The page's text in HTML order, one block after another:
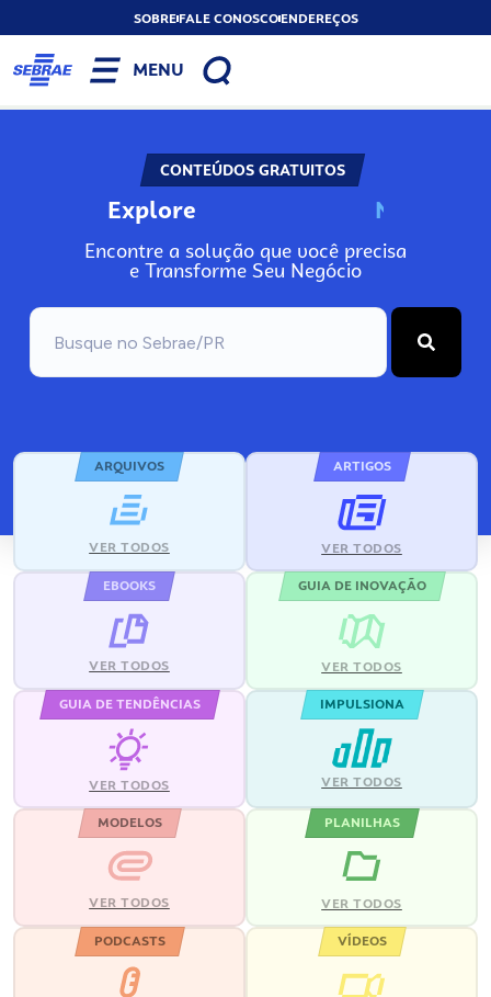
SOBREFALE CONOSCOENDEREÇOS
MENU
CONTEÚDOS GRATUITOS
Explore N
Encontre a solução que você precisa
e Transforme Seu Negócio
ARQUIVOS
VER TODOS
ARTIGOS
VER TODOS
EBOOKS
VER TODOS
GUIA DE INOVAÇÃO
VER TODOS
GUIA DE TENDÊNCIAS
VER TODOS
IMPULSIONA
VER TODOS
MODELOS
VER TODOS
PLANILHAS
VER TODOS
PODCASTS VÍDEOS